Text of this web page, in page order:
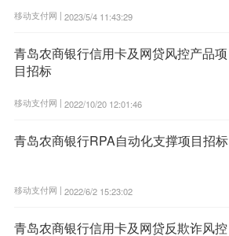
移动支付网 | 2023/5/4 11:43:29
青岛农商银行信用卡及网贷风控产品项
目招标
移动支付网 | 2022/10/20 12:01:46
青岛农商银行RPA自动化支撑项目招标
移动支付网 | 2022/6/2 15:23:02
青岛农商银行信用卡及网贷反欺诈风控